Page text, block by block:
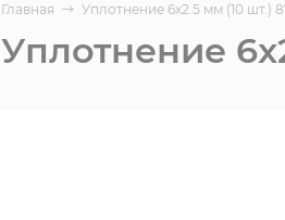
Главная Уплотнение 6x2.5 мм (10 шт.)
Уплотнение